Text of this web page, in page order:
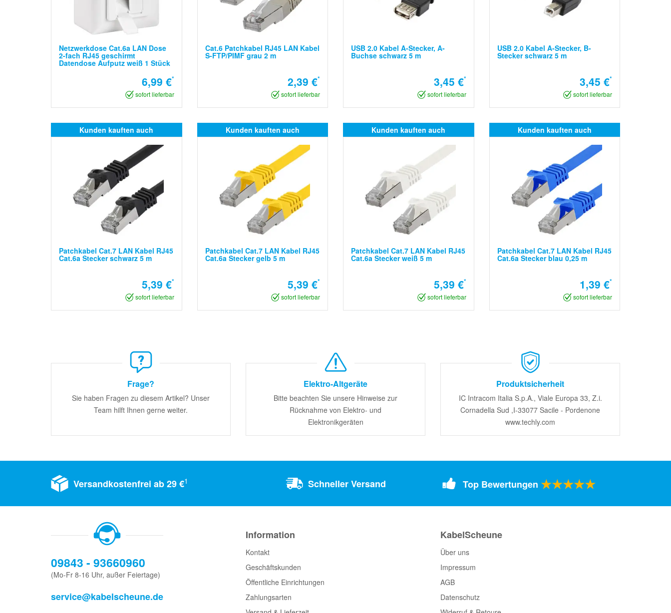
Netzwerkdose Cat.6a LAN Dose
2-fach RJ45 geschirmt
Datendose Aufputz weiß 1 Stück
6,99 €*
sofort lieferbar
Cat.6 Patchkabel RJ45 LAN Kabel
S-FTP/PIMF grau 2 m
2,39 €*
sofort lieferbar
USB 2.0 Kabel A-Stecker, A-
Buchse schwarz 5 m
3,45 €*
sofort lieferbar
USB 2.0 Kabel A-Stecker, B-
Stecker schwarz 5 m
3,45 €*
sofort lieferbar
Kunden kauften auch
Patchkabel Cat.7 LAN Kabel RJ45
Cat.6a Stecker schwarz 5 m
5,39 €*
sofort lieferbar
Kunden kauften auch
Patchkabel Cat.7 LAN Kabel RJ45
Cat.6a Stecker gelb 5 m
5,39 €*
sofort lieferbar
Kunden kauften auch
Patchkabel Cat.7 LAN Kabel RJ45
Cat.6a Stecker weiß 5 m
5,39 €*
sofort lieferbar
Kunden kauften auch
Patchkabel Cat.7 LAN Kabel RJ45
Cat.6a Stecker blau 0,25 m
1,39 €*
sofort lieferbar
Frage?
Sie haben Fragen zu diesem Artikel? Unser
Team hilft Ihnen gerne weiter.
Elektro-Altgeräte
Bitte beachten Sie unsere Hinweise zur
Rücknahme von Elektro- und
Elektronikgeräten
Produktsicherheit
IC Intracom Italia S.p.A., Viale Europa 33, Z.i.
Cornadella Sud ,I-33077 Sacile - Pordenone
www.techly.com
Versandkostenfrei ab 29 €1 Schneller Versand Top Bewertungen ★★★★★
09843 - 93660960
(Mo-Fr 8-16 Uhr, außer Feiertage)
service@kabelscheune.de
Information
Kontakt
Geschäftskunden
Öffentliche Einrichtungen
Zahlungsarten
KabelScheune
Über uns
Impressum
AGB
Datenschutz